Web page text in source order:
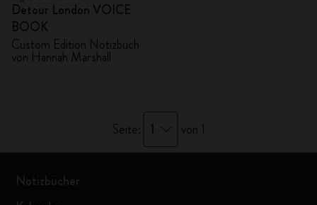
Detour London VOICE
BOOK
Custom Edition Notizbuch
von Hannah Marshall
Seite: 1 von 1
Notizbücher